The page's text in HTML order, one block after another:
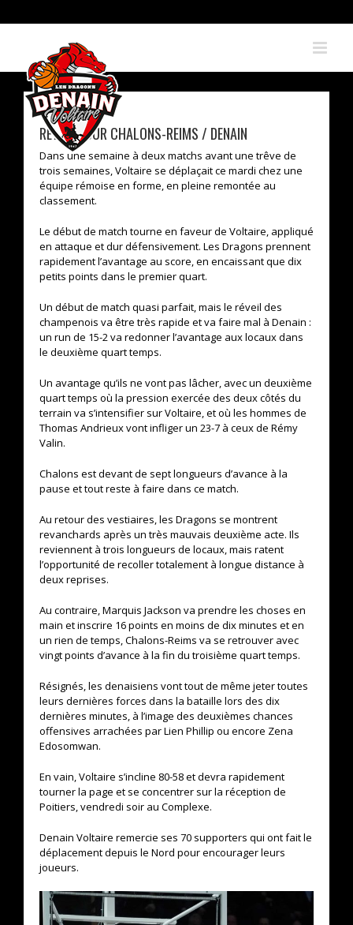
to
RETOUR SUR CHALONS-REIMS / DENAIN
Dans une semaine à deux matchs avant une trêve de
trois semaines, Voltaire se déplaçait ce mardi chez une
équipe rémoise en forme, en pleine remontée au
classement.
Le début de match tourne en faveur de Voltaire, appliqué
en attaque et dur défensivement. Les Dragons prennent
rapidement l’avantage au score, en encaissant que dix
petits points dans le premier quart.
Un début de match quasi parfait, mais le réveil des
champenois va être très rapide et va faire mal à Denain :
un run de 15-2 va redonner l’avantage aux locaux dans
le deuxième quart temps.
Un avantage qu’ils ne vont pas lâcher, avec un deuxième
quart temps où la pression exercée des deux côtés du
terrain va s’intensifier sur Voltaire, et où les hommes de
Thomas Andrieux vont infliger un 23-7 à ceux de Rémy
Valin.
Chalons est devant de sept longueurs d’avance à la
pause et tout reste à faire dans ce match.
Au retour des vestiaires, les Dragons se montrent
revanchards après un très mauvais deuxième acte. Ils
reviennent à trois longueurs de locaux, mais ratent
l’opportunité de recoller totalement à longue distance à
deux reprises.
Au contraire, Marquis Jackson va prendre les choses en
main et inscrire 16 points en moins de dix minutes et en
un rien de temps, Chalons-Reims va se retrouver avec
vingt points d’avance à la fin du troisième quart temps.
Résignés, les denaisiens vont tout de même jeter toutes
leurs dernières forces dans la bataille lors des dix
dernières minutes, à l’image des deuxièmes chances
offensives arrachées par Lien Phillip ou encore Zena
Edosomwan.
En vain, Voltaire s’incline 80-58 et devra rapidement
tourner la page et se concentrer sur la réception de
Poitiers, vendredi soir au Complexe.
Denain Voltaire remercie ses 70 supporters qui ont fait le
déplacement depuis le Nord pour encourager leurs
joueurs.